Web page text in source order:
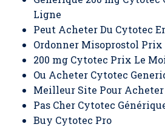
Ligne
Peut Acheter Du Cytotec
Ordonner Misoprostol Prix
200 mg Cytotec Prix Le
Ou Acheter Cytotec
Meilleur Site Pour
Pas Cher Cytotec
Buy Cytotec Pro